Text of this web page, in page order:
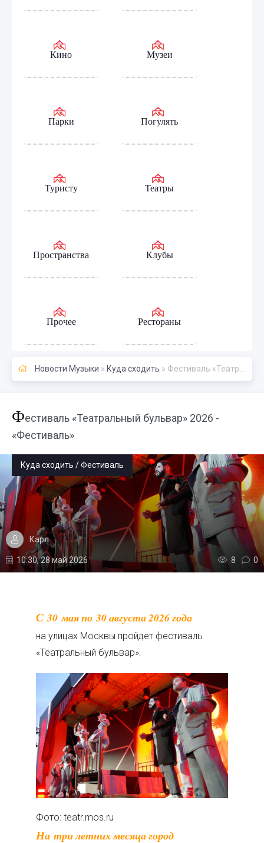
Кино Музеи
Парки Погулять
Туристу Театры
Пространства Клубы
Прочее Рестораны
Новости Музыки » Куда сходить » Фестиваль «Театральный бульвар» 2026 - «Фестиваль»
Фестиваль «Театральный бульвар» 2026 -
«Фестиваль»
Куда сходить / Фестиваль
Карл
10:30, 28 май 2026 8 0
С 30 мая по 30 августа 2026 года
на улицах Москвы пройдет фестиваль
«Театральный бульвар».
Фото: teatr.mos.ru
На три летних месяца город